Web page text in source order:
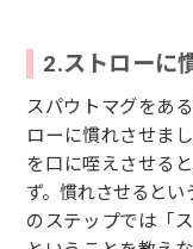
2.ストローに
スパウトマグをあ
ローに慣れさせま
を口に咥えさせる
ず。慣れさせると
のステップでは「